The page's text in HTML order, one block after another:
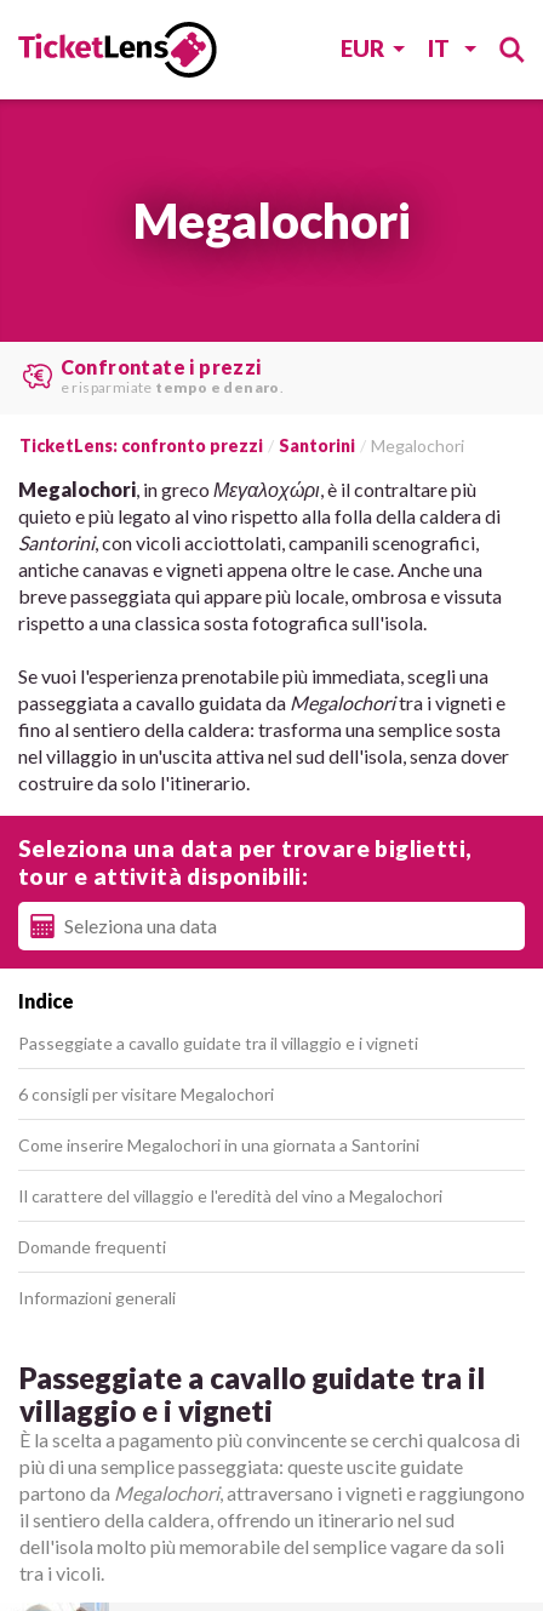
EUR IT
Megalochori
Le migliori offerte
trovare davari siti web.
TicketLens: confronto prezzi Santorini Megalochori
Megalochori , in greco Μεγαλοχώρι , è il contraltare più
quieto e più legato al vino rispetto alla folla della caldera di
Santorini, con vicoli acciottolati, campanili scenografici,
antiche canavas e vigneti appena oltre le case. Anche una
breve passeggiata qui appare più locale, ombrosa e vissuta
rispetto a una classica sosta fotografica sull'isola.
Se vuoi l'esperienza prenotabile più immediata, scegli una
passeggiata a cavallo guidata da Megalochoritra i vigneti e
fino al sentiero della caldera: trasforma una semplice sosta
nel villaggio in un'uscita attiva nel sud dell'isola, senza dover
costruire da solo l'itinerario.
Seleziona una data per trovare biglietti,
tour e attività disponibili:
Indice
Passeggiate a cavallo guidate tra il villaggio e i vigneti
6 consigli per visitare Megalochori
Come inserire Megalochori in una giornata a Santorini
Il carattere del villaggio e l'eredità del vino a Megalochori
Domande frequenti
Informazioni generali
Passeggiate a cavallo guidate tra il
villaggio e i vigneti
È la scelta a pagamento più convincente se cerchi qualcosa di
più di una semplice passeggiata: queste uscite guidate
partono da Megalochori, attraversano i vigneti e raggiungono
il sentiero della caldera, offrendo un itinerario nel sud
dell'isola molto più memorabile del semplice vagare da soli
tra i vicoli.